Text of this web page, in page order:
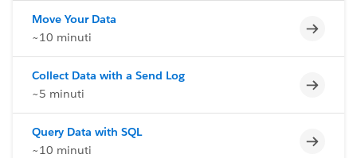
Move Your Data
~10 minuti
Collect Data with a Send Log
~5 minuti
Query Data with SQL
~10 minuti